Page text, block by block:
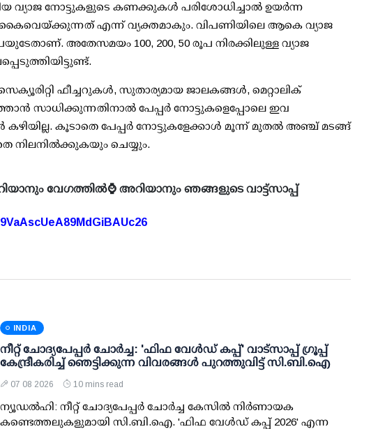
വ്യാജ നോട്ടുകളുടെ കണക്കുകള്‍ പരിശോധിച്ചാല്‍ ഉയര്‍ന്ന
കൈവെയ്ക്കുന്നത് എന്ന് വ്യക്തമാകും. വിപണിയിലെ ആകെ വ്യാജ
അതേസമയം 100, 200, 50 രൂപ നിരക്കിലുള്ള വ്യാജ
ഫീച്ചറുകള്‍, സുതാര്യമായ ജാലകങ്ങള്‍, മെറ്റാലിക്
സാധിക്കുന്നതിനാല്‍ പേപ്പര്‍ നോട്ടുകളെപ്പോലെ ഇവ
കഴിയില്ല. കൂടാതെ പേപ്പര്‍ നോട്ടുകളേക്കാള്‍ മൂന്ന് മുതല്‍ അഞ്ച് മടങ്ങ്
നിലനില്‍ക്കുകയും ചെയ്യും.
വേഗത്തിൽ⌚ അറിയാനും ഞങ്ങളുടെ വാട്ട്സാപ്പ്
INDIA
നീറ്റ് ചോദ്യപേപ്പര്‍ ചോര്‍ച്ച: 'ഫിഫ വേള്‍ഡ് കപ്പ്' വാട്സാപ്പ് ഗ്രൂപ്പ്
കേന്ദ്രീകരിച്ച് ഞെട്ടിക്കുന്ന വിവരങ്ങള്‍ പുറത്തുവിട്ട് സി.ബി.ഐ
07 08 2026 10 mins read
ന്യൂഡല്‍ഹി: നീറ്റ് ചോദ്യപേപ്പര്‍ ചോര്‍ച്ച കേസില്‍ നിര്‍ണായക
കണ്ടെത്തലുകളുമായി സി.ബി.ഐ. 'ഫിഫ വേള്‍ഡ് കപ്പ് 2026' എന്ന